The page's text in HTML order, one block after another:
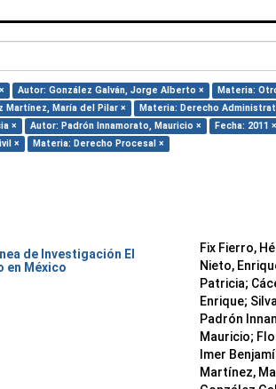
Autor: González Galván, Jorge Alberto × Materia:
Martínez, María del Pilar × Materia: Derecho
× Autor: Padrón Innamorato, Mauricio × Fecha: 2011 ×
× Materia: Derecho Procesal ×
de Investigación El
en México
Fix Fierro,
Nieto,
Patricia;
Enrique;
Padrón
Mauricio;
Imer
Martínez,